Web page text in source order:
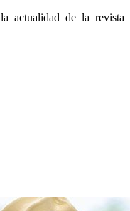
actualidad de la revista